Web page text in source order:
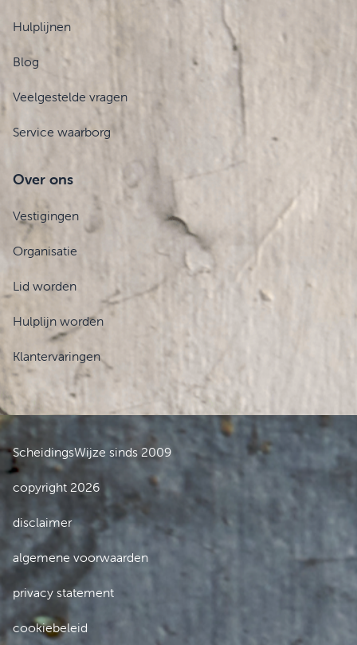
Hulplijnen
Blog
Veelgestelde vragen
Service waarborg
Over ons
Vestigingen
Organisatie
Lid worden
Hulplijn worden
Klantervaringen
ScheidingsWijze sinds 2009
copyright 2026
disclaimer
algemene voorwaarden
privacy statement
cookiebeleid